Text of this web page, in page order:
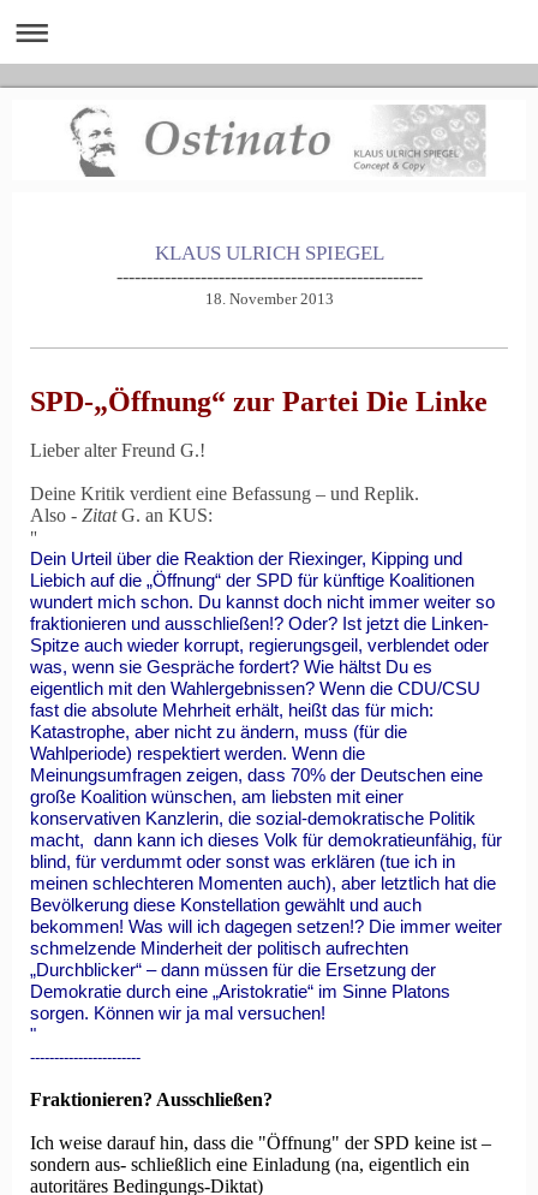
KLAUS ULRICH SPIEGEL
---------------------------------------------------
18. November 2013
SPD-„Öffnung“ zur Partei Die Linke
Lieber alter Freund G.!
Deine Kritik verdient eine Befassung – und Replik.
Also - ZitatG. an KUS:
"
Dein Urteil über die Reaktion der Riexinger, Kipping und
Liebich auf die „Öffnung“ der SPD für künftige Koalitionen
wundert mich schon. Du kannst doch nicht immer weiter so
fraktionieren und ausschließen!? Oder? Ist jetzt die Linken-
Spitze auch wieder korrupt, regierungsgeil, verblendet oder
was, wenn sie Gespräche fordert? Wie hältst Du es
eigentlich mit den Wahlergebnissen? Wenn die CDU/CSU
fast die absolute Mehrheit erhält, heißt das für mich:
Katastrophe, aber nicht zu ändern, muss (für die
Wahlperiode) respektiert werden. Wenn die
Meinungsumfragen zeigen, dass 70% der Deutschen eine
große Koalition wünschen, am liebsten mit einer
konservativen Kanzlerin, die sozial-demokratische Politik
macht, dann kann ich dieses Volk für demokratieunfähig, für
blind, für verdummt oder sonst was erklären (tue ich in
meinen schlechteren Momenten auch), aber letztlich hat die
Bevölkerung diese Konstellation gewählt und auch
bekommen! Was will ich dagegen setzen!? Die immer weiter
schmelzende Minderheit der politisch aufrechten
„Durchblicker“ – dann müssen für die Ersetzung der
Demokratie durch eine „Aristokratie“ im Sinne Platons
sorgen. Können wir ja mal versuchen!
"
-----------------------
Fraktionieren? Ausschließen?
Ich weise darauf hin, dass die "Öffnung" der SPD keine ist –
sondern aus- schließlich eine Einladung (na, eigentlich ein
autoritäres Bedingungs-Diktat)